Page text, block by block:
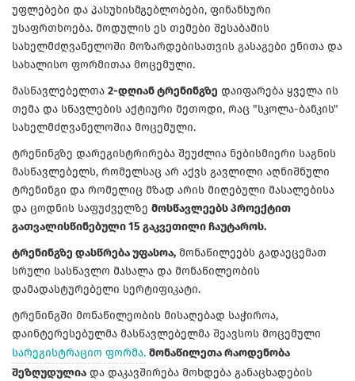
უფლებები და პასუხისმგებლობები, ფინანსური
უსაფრთხოება. მოდულის ეს თემები შესაბამის
სახელმძღვანელოში მოზარდებისათვის გასაგები ენითა და
სახალისო ფორმითაა მოცემული.
მასწავლებელთა 2-დღიან ტრენინგზე დაიფარება ყველა ის
თემა და სწავლების აქტიური მეთოდი, რაც "სკოლა-ბანკის"
სახელმძღვანელოშია მოცემული.
ტრენინგზე დარეგისტრირება შეუძლია ნებისმიერი საგნის
მასწავლებელს, რომელსაც არ აქვს გავლილი აღნიშნული
ტრენინგი და რომელიც მზად არის მიღებული მასალებისა
და ცოდნის საფუძველზე მოსწავლეებს პროექტით
გათვალისწინებული 15 გაკვეთილი ჩაუტაროს.
ტრენინგზე დასწრება უფასოა, მონაწილეებს გადაეცემათ
სრული სასწავლო მასალა და მონაწილეობის
დამადასტურებელი სერტიფიკატი.
ტრენინგში მონაწილეობის მისაღებად საჭიროა,
დაინტერესებულმა მასწავლებელმა შეავსოს მოცემული
სარეგისტრაციო ფორმა. მონაწილეთა რაოდენობა
შეზღუდულია და დაკავშირება მოხდება განაცხადების